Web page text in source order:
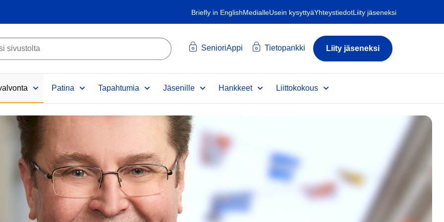
Briefly in EnglishMedialleUsein kysyttyäYhteystiedotLiity jäseneksi
SenioriAppi Tietopankki Liity jäseneksi
Patina Tapahtumia Jäsenille Hankkeet Liittokokous